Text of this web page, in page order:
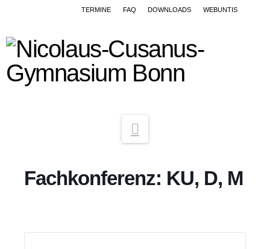
TERMINE FAQ DOWNLOADS WEBUNTIS
Fachkonferenz: KU, D, M